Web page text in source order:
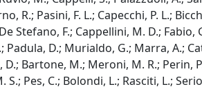
R.; Pasini, F. L.; Capecchi, P. L.;
Stefano, F.; Cappellini, M. D.;
Padula, D.; Murialdo, G.; Marra, A.;
Bartone, M.; Meroni, M. R.; Perin,
Pes, C.; Bolondi, L.; Rasciti, L.;